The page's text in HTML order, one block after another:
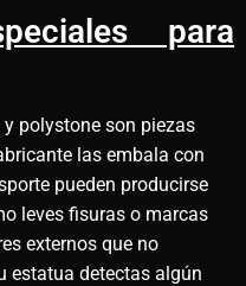
para
polystone son piezas
las embala con
pueden producirse
leves fisuras o marcas
externos que no
estatua detectas algún